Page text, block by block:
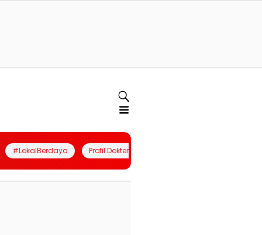
#LokalBerdaya Profil Dokter